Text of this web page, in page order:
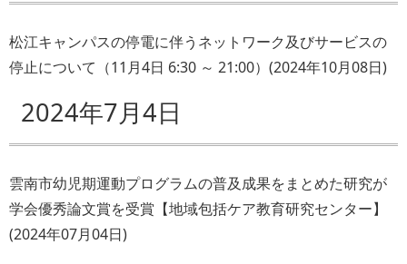
松江キャンパスの停電に伴うネットワーク及びサービスの
停止について（11月4日 6:30 ～ 21:00） (2024年10月08日)
2024年7月4日
雲南市幼児期運動プログラムの普及成果をまとめた研究が
学会優秀論文賞を受賞【地域包括ケア教育研究センター】
(2024年07月04日)